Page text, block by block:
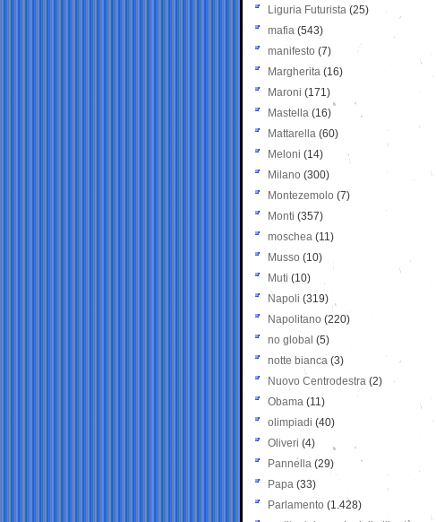
Liguria Futurista (25)
mafia (543)
manifesto (7)
Margherita (16)
Maroni (171)
Mastella (16)
Mattarella (60)
Meloni (14)
Milano (300)
Montezemolo (7)
Monti (357)
moschea (11)
Musso (10)
Muti (10)
Napoli (319)
Napolitano (220)
no global (5)
notte bianca (3)
Nuovo Centrodestra (2)
Obama (11)
olimpiadi (40)
Oliveri (4)
Pannella (29)
Papa (33)
Parlamento (1.428)